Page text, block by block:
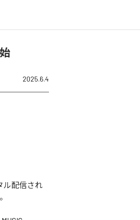
2025.6.4
ル配信され